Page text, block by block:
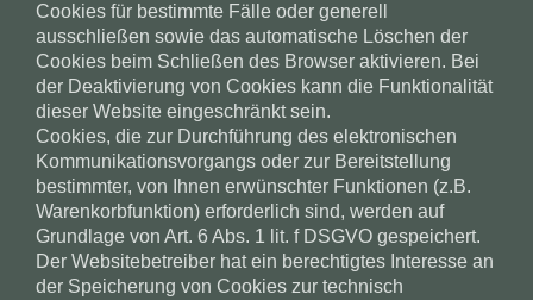
Cookies für bestimmte Fälle oder generell
ausschließen sowie das automatische Löschen der
Cookies beim Schließen des Browser aktivieren. Bei
der Deaktivierung von Cookies kann die Funktionalität
dieser Website eingeschränkt sein.
Cookies, die zur Durchführung des elektronischen
Kommunikationsvorgangs oder zur Bereitstellung
bestimmter, von Ihnen erwünschter Funktionen (z.B.
Warenkorbfunktion) erforderlich sind, werden auf
Grundlage von Art. 6 Abs. 1 lit. f DSGVO gespeichert.
Der Websitebetreiber hat ein berechtigtes Interesse an
der Speicherung von Cookies zur technisch